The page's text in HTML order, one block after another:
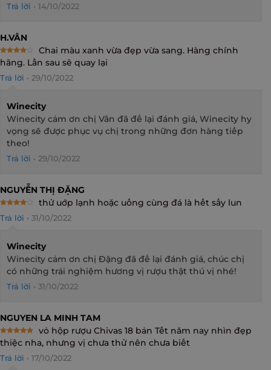
Trả lời • 14/10/2022
H.VÂN
Rated4
out of 5
Chai màu xanh vừa đẹp vừa sang. Hàng chính
hãng. Lần sau sẽ quay lại
Trả lời • 29/10/2022
Winecity
Winecity cảm ơn chị Vân đã để lại đánh giá, Winecity hy
vọng sẽ được phục vụ chị trong những đơn hàng tiếp
theo!
Trả lời • 29/10/2022
NGUYỄN THỊ ĐẶNG
out of 5
thử uớp lạnh hoặc uống cùng đá là hết sẩy lun
Trả lời • 31/10/2022
Winecity
Winecity cảm ơn chị Đặng đã để lại đánh giá, chúc chị
có những trải nghiệm hương vị rượu thật thú vị nhé!
Trả lời • 31/10/2022
NGUYEN LA MINH TAM
Rated5
out of 5
vỏ hộp rượu Chivas 18 bản Tết năm nay nhìn đẹp
thiệc nha, nhưng vị chưa thử nên chưa biết
Trả lời • 17/10/2022